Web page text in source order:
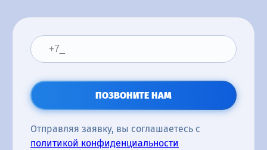
ПОЗВОНИТЕ НАМ
Отправляя заявку, вы соглашаетесь с
политикой конфиденциальности